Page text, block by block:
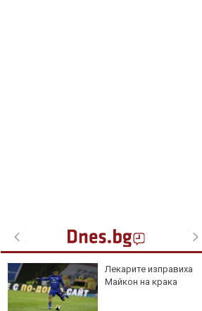
Лекарите изправиха
Майкон на крака